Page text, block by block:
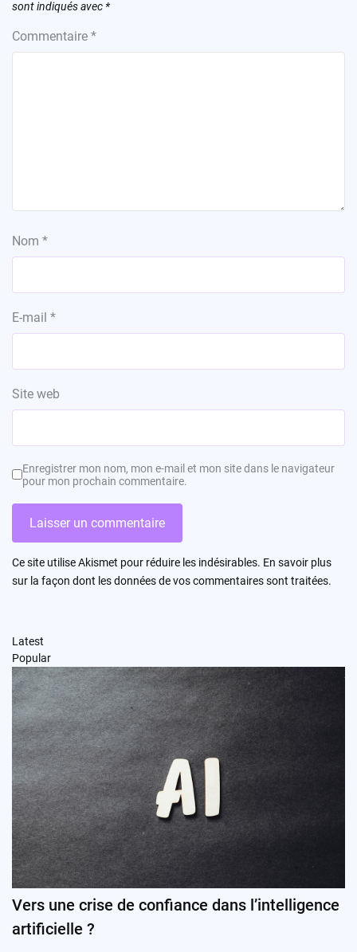
sont indiqués avec *
Commentaire *
Nom *
E-mail *
Site web
Enregistrer mon nom, mon e-mail et mon site dans le navigateur
pour mon prochain commentaire.
Ce site utilise Akismet pour réduire les indésirables. En savoir plus
sur la façon dont les données de vos commentaires sont traitées.
Latest
Popular
Vers une crise de confiance dans l’intelligence
artificielle ?